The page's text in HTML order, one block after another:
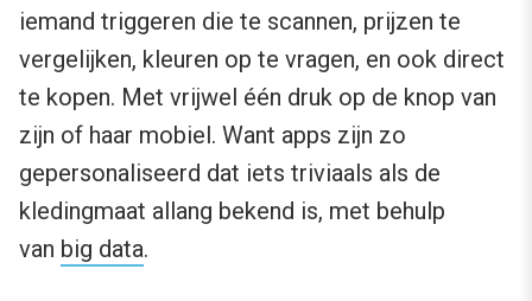
iemand triggeren die te scannen, prijzen te
vergelijken, kleuren op te vragen, en ook direct
te kopen. Met vrijwel één druk op de knop van
zijn of haar mobiel. Want apps zijn zo
gepersonaliseerd dat iets triviaals als de
kledingmaat allang bekend is, met behulp
van big data.